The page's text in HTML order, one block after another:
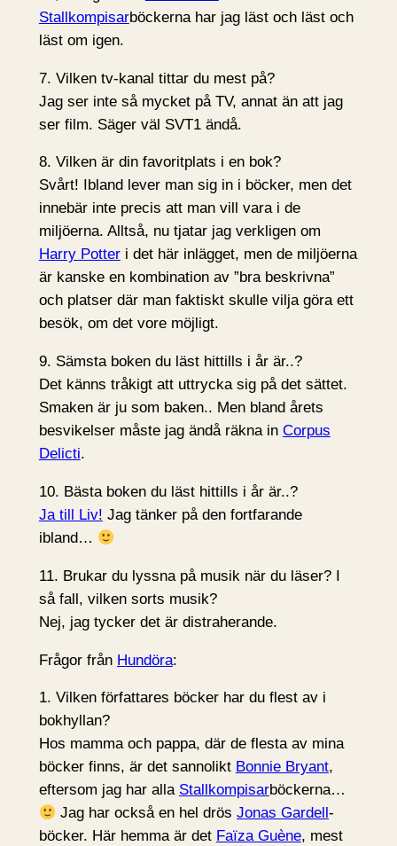
Stallkompisarböckerna har jag läst och läst och
läst om igen.
7. Vilken tv-kanal tittar du mest på?
Jag ser inte så mycket på TV, annat än att jag
ser film. Säger väl SVT1 ändå.
8. Vilken är din favoritplats i en bok?
Svårt! Ibland lever man sig in i böcker, men det
innebär inte precis att man vill vara i de
miljöerna. Alltså, nu tjatar jag verkligen om
Harry Potteri det här inlägget, men de miljöerna
är kanske en kombination av ”bra beskrivna”
och platser där man faktiskt skulle vilja göra ett
besök, om det vore möjligt.
9. Sämsta boken du läst hittills i år är..?
Det känns tråkigt att uttrycka sig på det sättet.
Smaken är ju som baken.. Men bland årets
besvikelser måste jag ändå räkna in Corpus
Delicti.
10. Bästa boken du läst hittills i år är..?
Ja till Liv! Jag tänker på den fortfarande
ibland…
11. Brukar du lyssna på musik när du läser? I
så fall, vilken sorts musik?
Nej, jag tycker det är distraherande.
Frågor från Hundöra:
1. Vilken författares böcker har du flest av i
bokhyllan?
Hos mamma och pappa, där de flesta av mina
böcker finns, är det sannolikt Bonnie Bryant,
eftersom jag har alla Stallkompisarböckerna…
Jag har också en hel drös Jonas Gardell -
böcker. Här hemma är det Faïza Guène, mest